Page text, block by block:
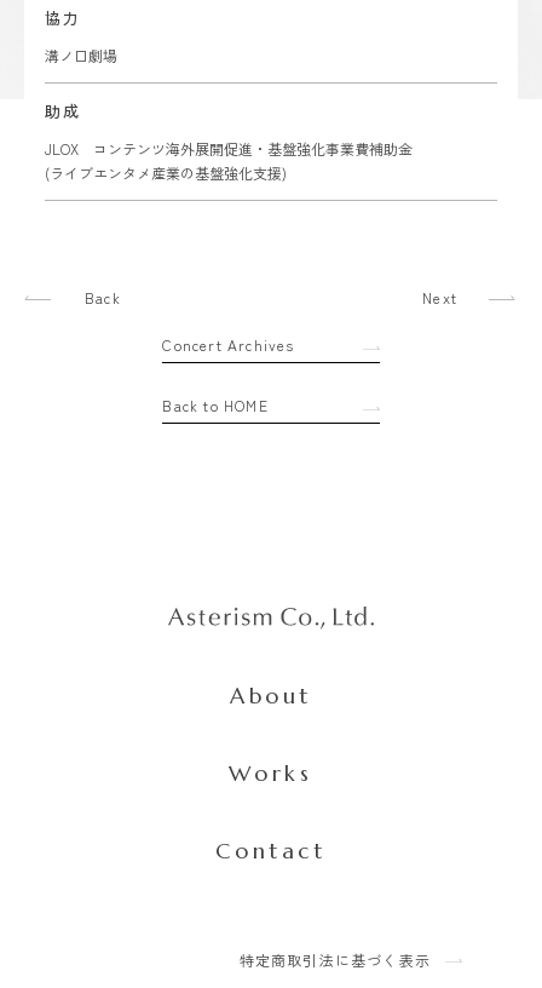
協力
溝ノ口劇場
助成
JLOX コンテンツ海外展開促進・基盤強化事業費補助金
(ライブエンタメ産業の基盤強化支援)
Back Next
Concert Archives
Back to HOME
About
Works
Contact
特定商取引法に基づく表示